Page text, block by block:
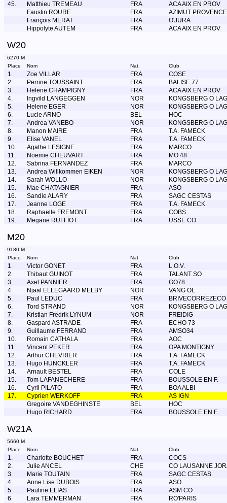
45.
Matthieu TREMEAU FRA
ACA AIX EN PROV
Faustin ROURE
FRA
AZIMUT PROVENCE
François MERAT
FRA
O'JURA
Hippolyte AUTEM
FRA ACA AIX EN PROV
W20
6270 M
Place
Nom Nat. Club
1. Zoe VILLAR FRA
COSE
2.
Perrine TOUSSAINT FRA
BALISE 77
3.
Helene CHAMPIGNY FRA
ACA AIX EN PROV
4.
Ingvild LANGEGGEN NOR
KONGSBERG O LAG
5.
Helene EGER NOR
KONGSBERG O LAG
6.
Lucie ARNO BEL
HOC
7.
Andrea VANEBO NOR
KONGSBERG O LAG
8.
Manon MAIRE FRA
T.A. FAMECK
9.
Elise VANEL FRA
T.A. FAMECK
10.
Agathe LESIGNE FRA
MARCO
11.
Noemie CHEUVART FRA
MO 48
12.
Sabrina FERNANDEZ FRA
MARCO
13.
Andrea Willkommen EIKEN NOR
KONGSBERG O LAG
14.
Sarah WOLLO NOR
KONGSBERG O LAG
15.
Mae CHATAGNIER FRA
ASO
16.
Sandie ALARY FRA
SAGC CESTAS
17.
Jeanne LOGE FRA
T.A. FAMECK
18.
Raphaelle FREMONT FRA
COBS
19.
Megane RUFFIOT FRA USSE CO
M20
9180 M
Place
Nom Nat. Club
1. Victor GONET FRA
L.O.V.
2.
Thibaut GUINOT FRA
TALANT SO
3.
Axel PANNIER FRA
GO78
4.
Njaal ELLEGAARD MELBY NOR
VANG OL
5.
Paul LEDUC FRA
BRIVECORREZECO
6.
Tord STRAND NOR
KONGSBERG O LAG
7.
Kristian Fredrik LYNUM NOR
FREIDIG
8.
Gaspard ASTRADE FRA
ECHO 73
9.
Guillaume FERRAND FRA
AMSO34
10.
Romain CATHALA FRA
AOC
11.
Vincent PEKER FRA
OPA MONTIGNY
12.
Arthur CHEVRIER FRA
T.A. FAMECK
13.
Hugo HUNCKLER FRA
T.A. FAMECK
14.
Arnault BESTEL FRA
COLE
15.
Tom LAFANECHERE FRA
BOUSSOLE EN F.
16.
Cyril PILATO FRA
BOA ALBI
17.
Cyprien WERKOFF FRA
AS IGN
Gregoire VANDEGHINSTE
BEL
HOC
Hugo RICHARD
FRA BOUSSOLE EN F.
W21A
5660 M
Place
Nom Nat. Club
1. Charlotte BOUCHET FRA
COCS
2.
Julie ANCEL CHE
CO LAUSANNE
3.
Marie TOUTAIN FRA
SAGC CESTAS
4.
Anne Lise DUBOIS FRA
ASO
5.
Pauline ELIAS FRA
ASM CO
6.
Lara TEMMERMAN FRA RO'PARIS